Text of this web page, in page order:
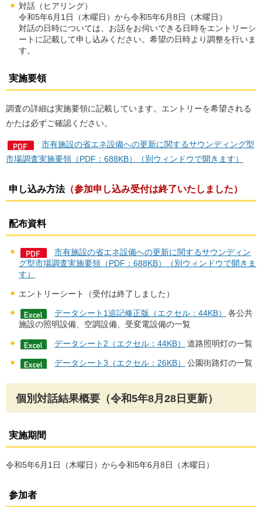
対話（ヒアリング）
令和5年6月1日（木曜日）から令和5年6月8日（木曜日）
対話の日時については、お話をお伺いできる日時をエントリーシ
ートに記載して申し込みください。希望の日時より調整を行いま
す。
実施要領
調査の詳細は実施要領に記載しています。エントリーを希望される
かたは必ずご確認ください。
市有施設の省エネ設備への更新に関するサウンディング型
市場調査実施要領（PDF：688KB）（別ウィンドウで開きます）
申し込み方法（参加申し込み受付は終了いたしました）
配布資料
市有施設の省エネ設備への更新に関するサウンディン
グ型市場調査実施要領（PDF：688KB）（別ウィンドウで開きま
す）
エントリーシート（受付は終了しました）
データシート1追記修正版（エクセル：44KB）
各公共
施設の照明設備、空調設備、受変電設備の一覧
データシート2（エクセル：44KB） 道路照明灯の一覧
データシート3（エクセル：26KB） 公園街路灯の一覧
個別対話結果概要（令和5年8月28日更新）
実施期間
令和5年6月1日（木曜日）から令和5年6月8日（木曜日）
参加者